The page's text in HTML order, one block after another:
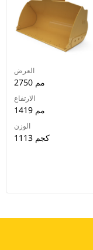
العرض
2750 مم
الارتفاع
1419 مم
الوزن
1113 كجم